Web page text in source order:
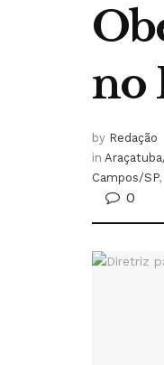
no
by Redação
in
Campos/SP,
0